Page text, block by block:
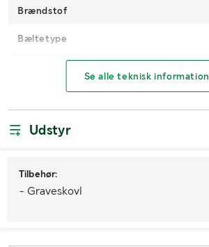
Brændstof
Bæltetype
Længde (mm)
Højde (mm)
Se alle teknisk information
Udstyr
Tilbehør:
- Graveskovl